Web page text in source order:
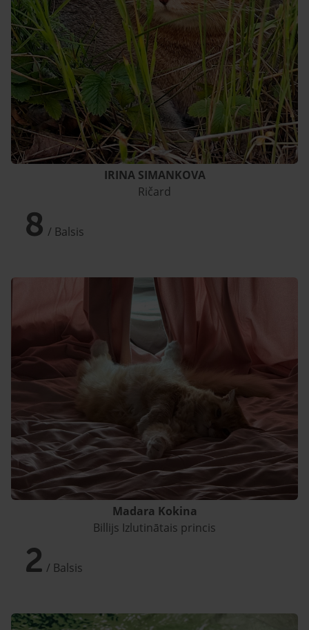
IRINA SIMANKOVA
Ričard
8 / Balsis
Madara Kokina
Billijs Izlutinātais princis
2 / Balsis